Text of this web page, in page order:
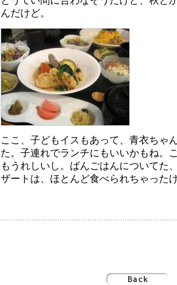
んだけど。
ここ、子どもイスもあって、青衣ちゃ
た。子連れでランチにもいいかもね。
もうれしいし。ばんごはんについてた
ザートは、ほとんど食べられちゃった